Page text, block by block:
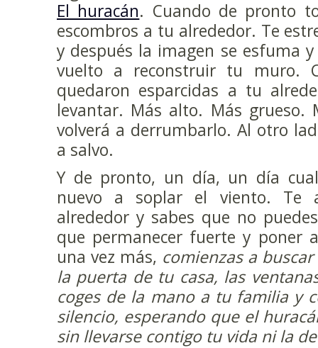
El huracán. Cuando de pronto
escombros a tu alrededor. Te
y después la imagen se esfuma
vuelto a reconstruir tu muro.
quedaron esparcidas a tu
levantar. Más alto. Más grueso.
volverá a derrumbarlo. Al otro
a salvo.
Y de pronto, un día, un día
nuevo a soplar el viento. Te
alrededor y sabes que no
que permanecer fuerte y poner
una vez más, comienzas a
la puerta de tu casa, las
coges de la mano a tu familia y
silencio, esperando que el
sin llevarse contigo tu vida ni la